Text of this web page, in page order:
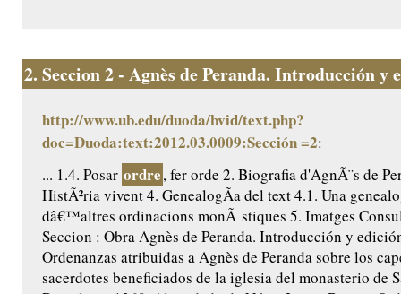
2. Seccion 2 - Agnès de Peranda. Introducción y
http://www.ub.edu/duoda/bvid/text.php?
doc=Duoda:text:2012.03.0009:Sección =2:
... 1.4. Posar ordre, fer orde 2. Biografia d'AgnÃ¨s de
HistÃ²ria vivent 4. GenealogÃ­a del text 4.1. Una
dâ€™altres ordinacions monÃ stiques 5. Imatges
Seccion : Obra Agnès de Peranda. Introducción y
Ordenanzas atribuidas a Agnès de Peranda sobre los
sacerdotes beneficiados de la iglesia del monasterio de